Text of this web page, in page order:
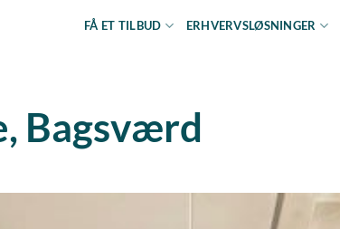
FÅ ET TILBUD ERHVERVSLØSNINGER
Bagsværd